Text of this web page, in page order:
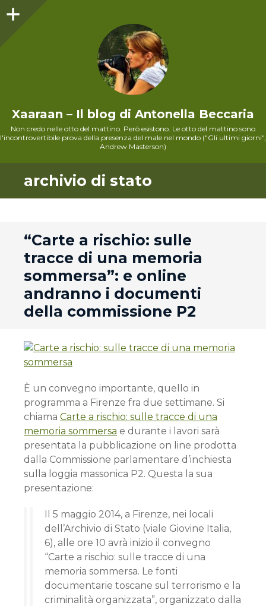
Xaaraan – Il blog di Antonella Beccaria
Non credo nelle otto del mattino. Però esistono. Le otto del mattino sono
l'incontrovertibile prova della presenza del male nel mondo ("Gli ultimi giorni",
Andrew Masterson)
archivio di stato
“Carte a rischio: sulle
tracce di una memoria
sommersa”: e online
andranno i documenti
della commissione P2
È un convegno importante, quello in
programma a Firenze fra due settimane. Si
chiama Carte a rischio: sulle tracce di una
memoria sommersa e durante i lavori sarà
presentata la pubblicazione on line prodotta
dalla Commissione parlamentare d’inchiesta
sulla loggia massonica P2. Questa la sua
presentazione:
Il 5 maggio 2014, a Firenze, nei locali
dell’Archivio di Stato (viale Giovine Italia,
6), alle ore 10 avrà inizio il convegno
“Carte a rischio: sulle tracce di una
memoria sommersa. Le fonti
documentarie toscane sul terrorismo e la
criminalità organizzata”, organizzato dalla